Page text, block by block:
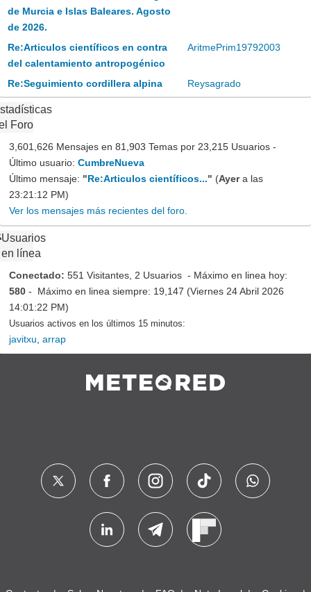
de Murcia e Islas Baleares. Agosto
de 2026.
Re:Articulos científicos en contra
del calentamiento antropogénico
AritmePrim19792003
Re:Seguimiento cordillera alpina Reysagrado
Foro
3,601,626 Mensajes en 81,903 Temas por 23,215 Usuarios -
Último usuario: CumbreNueva
Último mensaje: "Re:Articulos científicos..." (Ayera las
23:21:12 PM)
Ver los mensajes más recientes del foro.
Usuarios
en línea
Conectado: 551 Visitantes, 2 Usuarios - Máximo en linea hoy:
580 - Máximo en linea siempre: 19,147 (Viernes 24 Abril 2026
14:01:22 PM)
Usuarios activos en los últimos 15 minutos:
javitxu arrap